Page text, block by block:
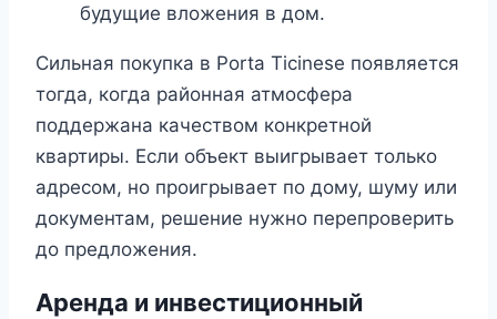
будущие вложения в дом.
Сильная покупка в Porta Ticinese появляется
тогда, когда районная атмосфера
поддержана качеством конкретной
квартиры. Если объект выигрывает только
адресом, но проигрывает по дому, шуму или
документам, решение нужно перепроверить
до предложения.
Аренда и инвестиционный